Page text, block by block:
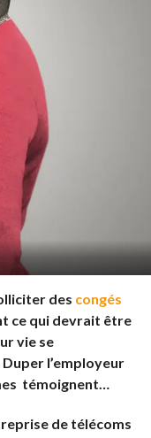
des congés
ce qui devrait être
vie se
l’employeur
témoignent…
de télécoms